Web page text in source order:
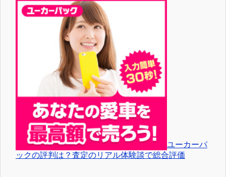
ユーカーパ
ックの評判は？査定のリアル体験談で総合評価